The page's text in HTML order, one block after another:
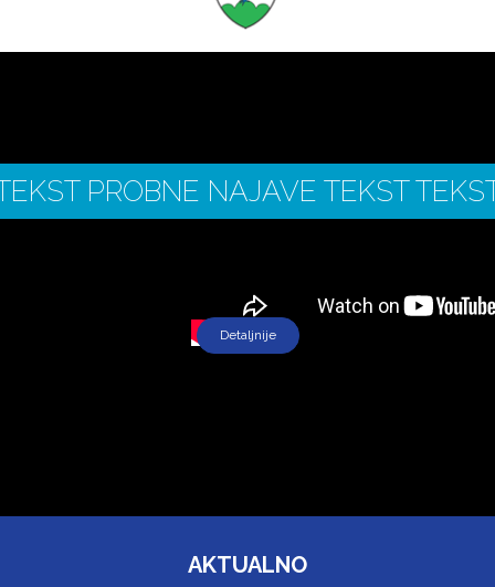
PROBNE NAJAVE TEKST
Detaljnije
AKTUALNO